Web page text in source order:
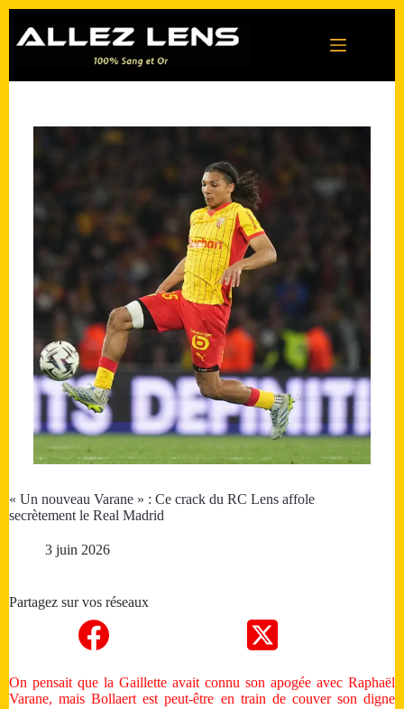
contenu
« Un nouveau Varane » : Ce crack du RC Lens affole
secrètement le Real Madrid
3 juin 2026
Partagez sur vos réseaux
On pensait que la Gaillette avait connu son apogée avec Raphaël
Varane, mais Bollaert est peut-être en train de couver son digne